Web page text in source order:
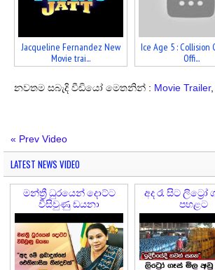
Jacqueline Fernandez New
Movie trai...
Ice Age 5 : Collision
Offi...
නවතම සබැදි වීඩියෝ මෙතනින් : Movie Trailer,
« Prev Video
LATEST NEWS VIDEO
මන්ත්‍රී ධුරයෙන් දොට්ට
විසිවුණු ඩයනා
අද රෑ සිට ලිට්‍රෝ
පහළට